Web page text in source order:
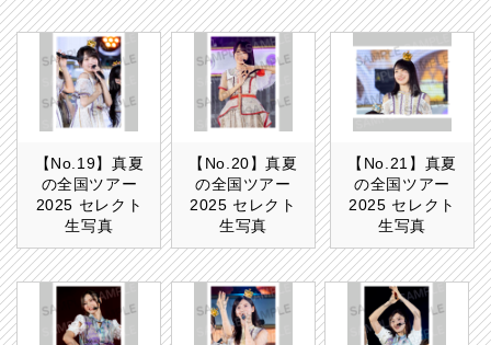
【No.19】真夏
の全国ツアー
2025 セレクト
生写真
【No.20】真夏
の全国ツアー
2025 セレクト
生写真
【No.21】真夏
の全国ツアー
2025 セレクト
生写真